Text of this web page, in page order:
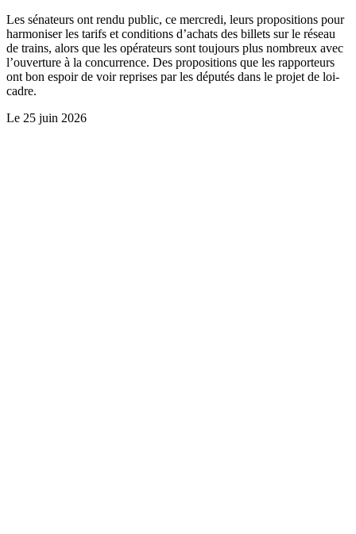
Les sénateurs ont rendu public, ce mercredi, leurs propositions pour
harmoniser les tarifs et conditions d’achats des billets sur le réseau
de trains, alors que les opérateurs sont toujours plus nombreux avec
l’ouverture à la concurrence. Des propositions que les rapporteurs
ont bon espoir de voir reprises par les députés dans le projet de loi-
cadre.
Le 25 juin 2026